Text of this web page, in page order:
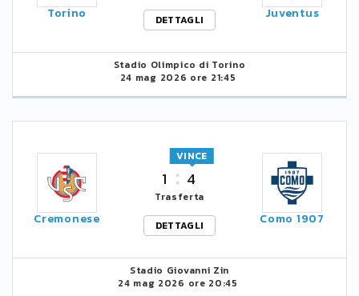
Torino
DETTAGLI
Juventus
Stadio Olimpico di Torino
24 mag 2026 ore 21:45
Cremonese
1 4
VINCE
Trasferta
DETTAGLI
Como 1907
Stadio Giovanni Zin
24 mag 2026 ore 20:45